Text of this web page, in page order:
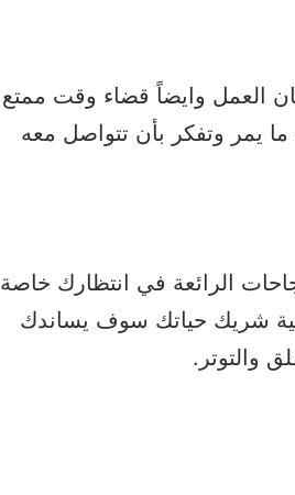
من أجواء مكان العمل وايضاً قضاء وقت ممتع
يمر وتفكر بأن تتواصل معه
هناك الكثير من النجاحات الرائعة في انتظارك خاصة
شريك حياتك سوف يساندك
والتوتر.